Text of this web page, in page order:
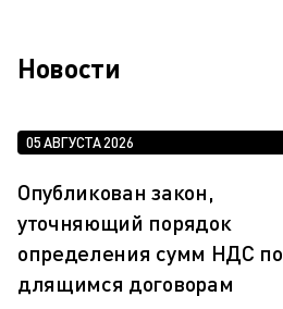
Новости
05 АВГУСТА 2026
Опубликован закон,
уточняющий порядок
определения сумм НДС по
длящимся договорам